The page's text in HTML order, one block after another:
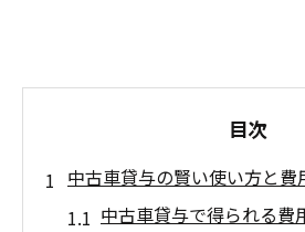
目次
中古車貸与の賢い使い方と費
中古車貸与で得られる費